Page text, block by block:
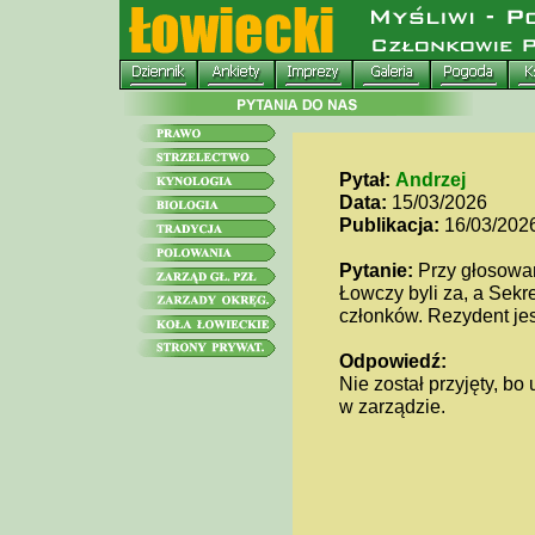
Pytał: Andrzej
Data: 15/03/2026
Publikacja: 16/03/
Pytanie: Przy
Łowczy byli za, a
członków. Rezydent
Odpowiedź:
Nie został przyjęty, bo
w zarządzie.